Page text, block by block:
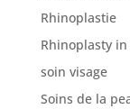
Rhinoplastie
Rhinoplasty
soin visage
Soins de la